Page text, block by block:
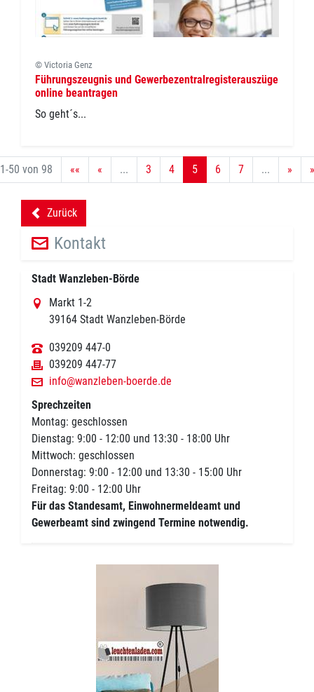
Führungszeugnis und Gewerbezentralregisterauszüge
online beantragen
So geht´s...
© Victoria Genz
50 von 98 «« « ... 3 4 5 6 7 ... »
backward Zurück
Kontakt
Stadt Wanzleben-Börde
Markt 1-2
39164 Stadt Wanzleben-Börde
039209 447-0
039209 447-77
info@wanzleben-boerde.de
Sprechzeiten
Montag: geschlossen
Dienstag: 9:00 - 12:00 und 13:30 - 18:00 Uhr
Mittwoch: geschlossen
Donnerstag: 9:00 - 12:00 und 13:30 - 15:00 Uhr
Freitag: 9:00 - 12:00 Uhr
Für das Standesamt, Einwohnermeldeamt und
Gewerbeamt sind zwingend Termine notwendig.